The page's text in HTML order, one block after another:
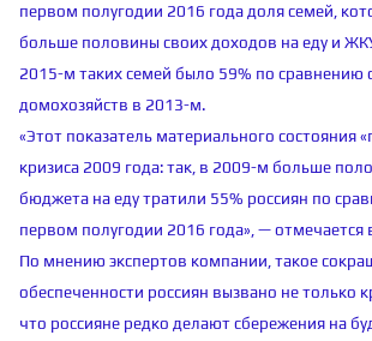
первом полугодии 2016 года доля семей,
больше половины своих доходов на еду и
2015-м таких семей было 59% по сравнению
домохозяйств в 2013-м.
«Этот показатель материального состояния
кризиса 2009 года: так, в 2009-м больше
бюджета на еду тратили 55% россиян по
первом полугодии 2016 года», — отмечается
По мнению экспертов компании, такое
обеспеченности россиян вызвано не только
что россияне редко делают сбережения на